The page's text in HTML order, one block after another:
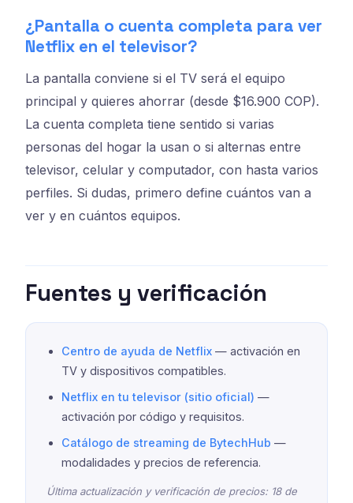
¿Pantalla o cuenta completa para ver
Netflix en el televisor?
La pantalla conviene si el TV será el equipo
principal y quieres ahorrar (desde $16.900 COP).
La cuenta completa tiene sentido si varias
personas del hogar la usan o si alternas entre
televisor, celular y computador, con hasta varios
perfiles. Si dudas, primero define cuántos van a
ver y en cuántos equipos.
Fuentes y verificación
Centro de ayuda de Netflix— activación en
TV y dispositivos compatibles.
Netflix en tu televisor (sitio oficial) —
activación por código y requisitos.
Catálogo de streaming de BytechHub —
modalidades y precios de referencia.
Última actualización y verificación de precios: 18 de